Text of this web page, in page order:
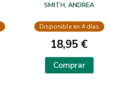
SMITH, ANDREA
Disponible en 4 días
18,95 €
Comprar